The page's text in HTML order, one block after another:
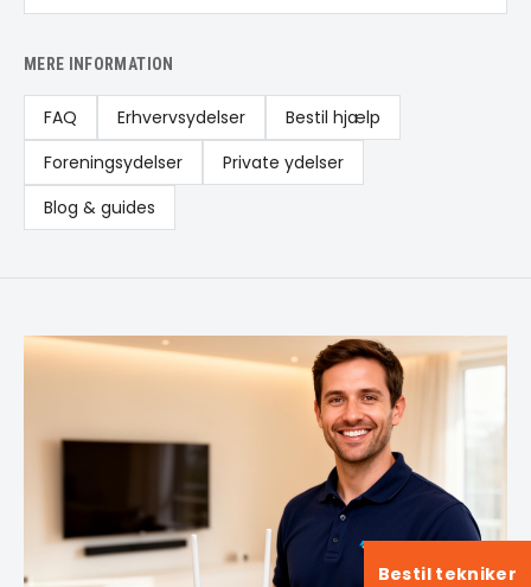
MERE INFORMATION
FAQ Erhvervsydelser
Bestil hjælp
Foreningsydelser
Private ydelser
Blog & guides
Bestil tekniker